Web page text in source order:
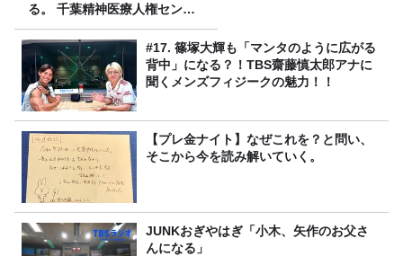
る。 千葉精神医療人権センタ
ーの取り組み
#17. 篠塚大輝も「マンタのように広がる
背中」になる？！TBS齋藤慎太郎アナに
聞くメンズフィジークの魅力！！
【プレ金ナイト】なぜこれを？と問い、
そこから今を読み解いていく。
JUNKおぎやはぎ「小木、矢作のお父さ
んになる」